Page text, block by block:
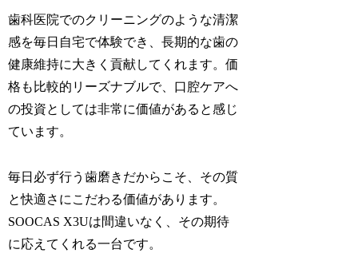
歯科医院でのクリーニングのような清潔
感を毎日自宅で体験でき、長期的な歯の
健康維持に大きく貢献してくれます。価
格も比較的リーズナブルで、口腔ケアへ
の投資としては非常に価値があると感じ
ています。
毎日必ず行う歯磨きだからこそ、その質
と快適さにこだわる価値があります。
SOOCAS X3Uは間違いなく、その期待
に応えてくれる一台です。